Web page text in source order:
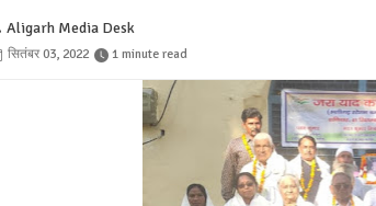
Aligarh Media Desk
सितंबर 03, 2022 1 minute read